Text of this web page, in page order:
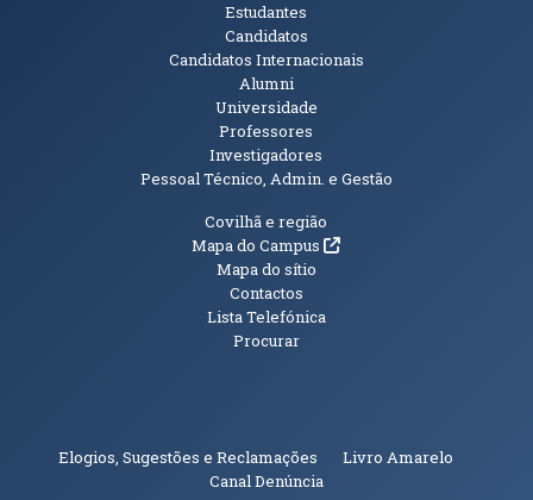
Estudantes
Candidatos
Candidatos Internacionais
Alumni
Universidade
Professores
Investigadores
Pessoal Técnico, Admin. e Gestão
Informações Adicionais
Covilhã e região
Mapa do Campus(abre em nova janela)
Mapa do sítio
Contactos
Lista Telefónica
Procurar
Elogios, Sugestões e Reclamações Livro Amarelo
Canal Denúncia(abre em nova janela)